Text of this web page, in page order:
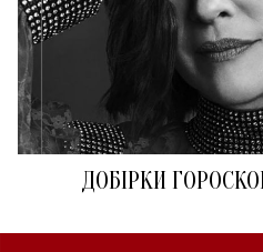
ДОБІРКИ